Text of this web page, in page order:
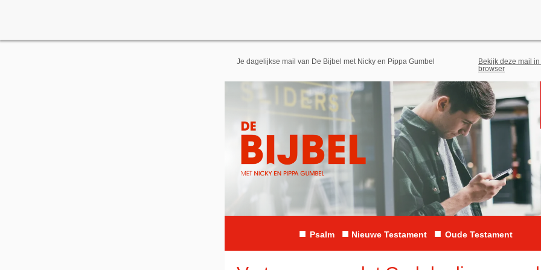
Je dagelijkse mail van De Bijbel met Nicky en Pippa Gumbel
Bekijk deze mail
browser
■ Psalm ■ Nieuwe Testament ■ Oude Testament